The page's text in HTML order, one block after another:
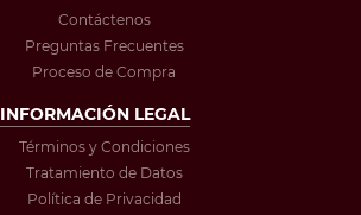
Contáctenos
Preguntas Frecuentes
Proceso de Compra
INFORMACIÓN LEGAL
Términos y Condiciones
Tratamiento de Datos
Política de Privacidad